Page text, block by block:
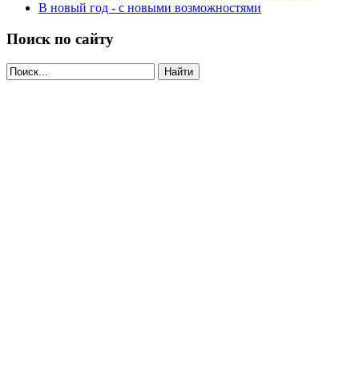
В новый год - с новыми возможностями
Поиск по сайту
Найти